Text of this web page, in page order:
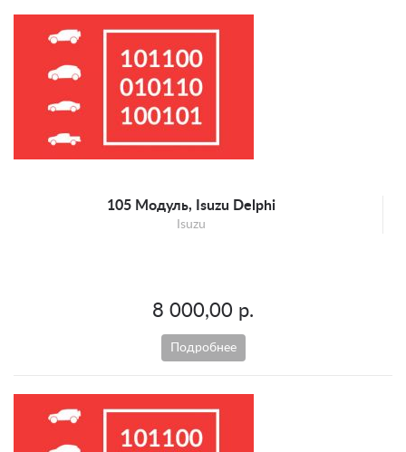
Lexus
Lifan
Mercedes-Benz
Mini
Opel
Toyota
UAZ
105 Модуль, Isuzu Delphi
Isuzu
8 000,00 р.
Подробнее